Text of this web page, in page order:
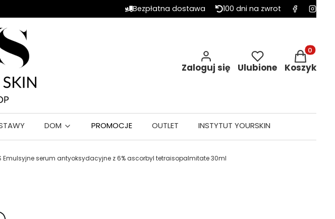
Bezpłatna dostawa 100 dni na zwrot
Zaloguj się Ulubione
Produkty
Koszyk
DOM PROMOCJE OUTLET INSTYTUT YOURSKIN
Emulsyjne serum antyoksydacyjne z 6% ascorbyl tetraisopalmitate 30ml